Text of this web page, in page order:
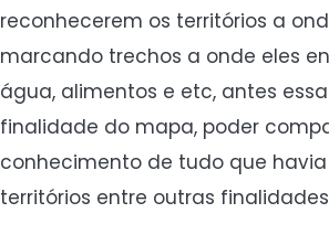
reconhecerem os territórios a
marcando trechos a onde eles
água, alimentos e etc, antes
finalidade do mapa, poder
conhecimento de tudo que
territórios entre outras